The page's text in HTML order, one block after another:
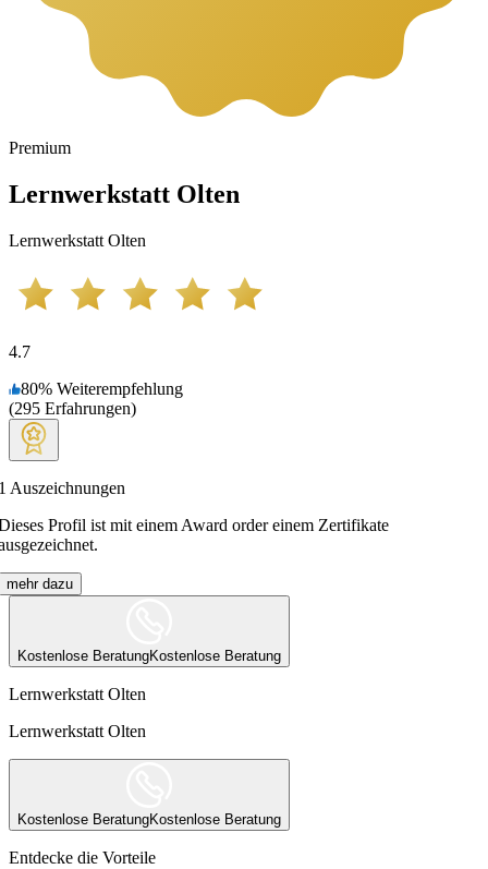
Premium
Lernwerkstatt Olten
Lernwerkstatt Olten
4.7
80% Weiterempfehlung
(295 Erfahrungen)
Auszeichnungen
Profil ist mit einem Award order einem Zertifikate
mehr dazu
Kostenlose BeratungKostenlose Beratung
Lernwerkstatt Olten
Lernwerkstatt Olten
Kostenlose BeratungKostenlose Beratung
Entdecke die Vorteile